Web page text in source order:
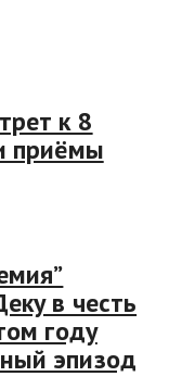
к 8
приёмы
в честь
году
эпизод